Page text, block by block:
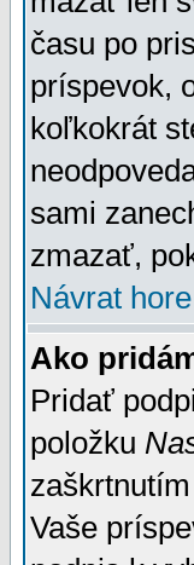
času po
príspevok,
koľkokrát
sami
zmazať,
Návrat hore
Ako
Pridať
položku
Vaše